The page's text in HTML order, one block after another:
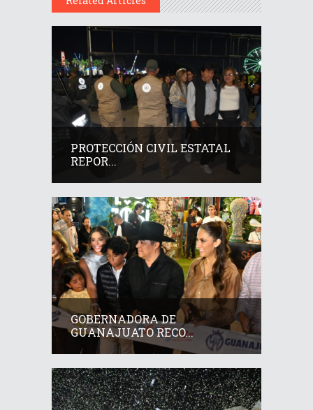
PROTECCIÓN CIVIL ESTATAL
REPOR...
GOBERNADORA DE
GUANAJUATO RECO...